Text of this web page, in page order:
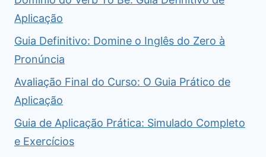
Aplicação
Guia Definitivo: Domine o Inglês do Zero à
Pronúncia
Avaliação Final do Curso: O Guia Prático de
Aplicação
Guia de Aplicação Prática: Simulado Completo
e Exercícios